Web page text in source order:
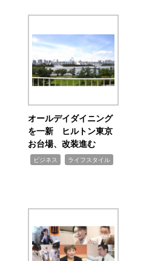
オールデイダイニング
を一新 ヒルトン東京
お台場、改装進む
ビジネス ライフスタイル